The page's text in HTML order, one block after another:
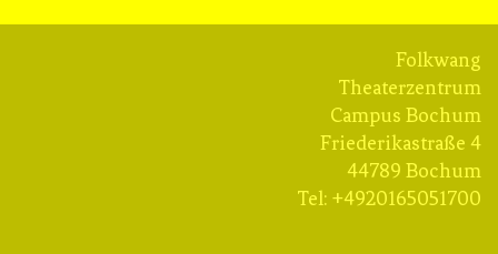
Folkwang
Theaterzentrum
Campus Bochum
Friederikastraße 4
44789 Bochum
Tel: +4920165051700